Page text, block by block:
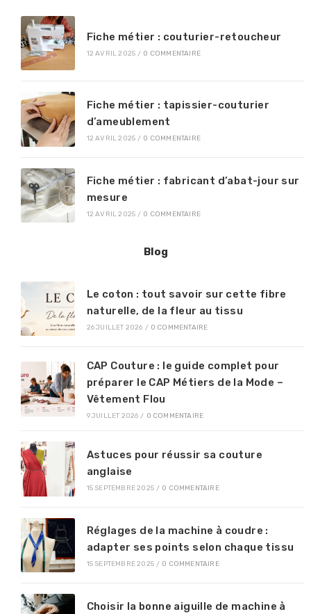
Fiche métier : couturier-retoucheur
12 AVRIL 2025 / 0 COMMENTAIRE
Fiche métier : tapissier-couturier
d’ameublement
12 AVRIL 2025 / 0 COMMENTAIRE
Fiche métier : fabricant d’abat-jour sur
mesure
12 AVRIL 2025 / 0 COMMENTAIRE
Blog
Le coton : tout savoir sur cette fibre
naturelle, de la fleur au tissu
26 JUILLET 2026 / 0 COMMENTAIRE
CAP Couture : le guide complet pour
préparer le CAP Métiers de la Mode –
Vêtement Flou
9 JUILLET 2026 / 0 COMMENTAIRE
Astuces pour réussir sa couture
anglaise
15 SEPTEMBRE 2025 / 0 COMMENTAIRE
Réglages de la machine à coudre :
adapter ses points selon chaque tissu
15 SEPTEMBRE 2025 / 0 COMMENTAIRE
Choisir la bonne aiguille de machine à